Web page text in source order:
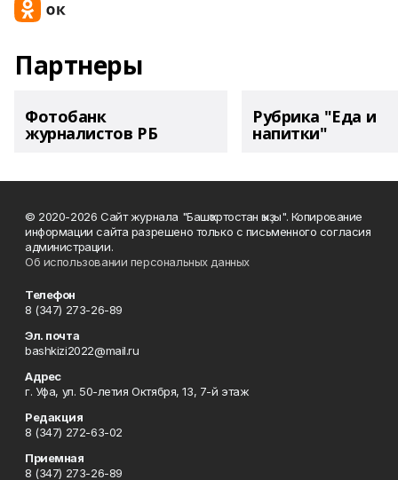
Партнеры
Фотобанк
журналистов РБ
Рубрика "Еда и
напитки"
© 2020-2026 Сайт журнала "Башҡортостан ҡыҙы". Копирование
информации сайта разрешено только с письменного согласия
администрации.
Об использовании персональных данных
Телефон
8 (347) 273-26-89
Эл. почта
bashkizi2022@mail.ru
Адрес
г. Уфа, ул. 50-летия Октября, 13, 7-й этаж
Редакция
8 (347) 272-63-02
Приемная
8 (347) 273-26-89